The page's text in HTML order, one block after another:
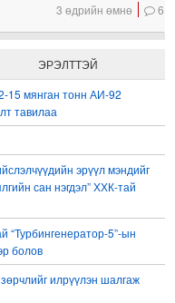
3 өдрийн өмнө 6
ЭРЭЛТТЭЙ
15 мянган тонн АИ-92
тавилаа
эрүүл мэндийг
сан нэгдэл” ХХК-тай
5”-ын
болов
илрүүлэн шалгаж